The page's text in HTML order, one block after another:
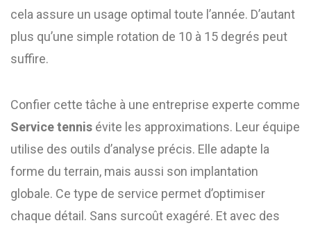
cela assure un usage optimal toute l’année. D’autant
plus qu’une simple rotation de 10 à 15 degrés peut
suffire.
Confier cette tâche à une entreprise experte comme
Service tennis évite les approximations. Leur équipe
utilise des outils d’analyse précis. Elle adapte la
forme du terrain, mais aussi son implantation
globale. Ce type de service permet d’optimiser
chaque détail. Sans surcoût exagéré. Et avec des